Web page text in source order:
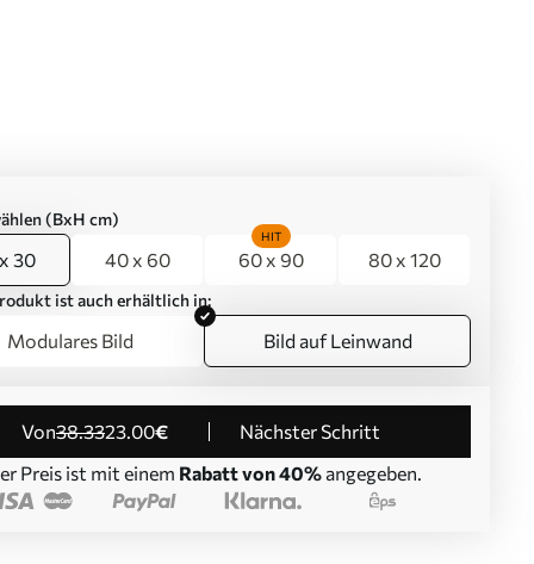
(BxH cm)
30 40 x 60 60 x 90
HIT
80 x 120
ist auch erhältlich in:
Modulares Bild Bild auf Leinwand
von38.3323.00€
Nächster Schritt
Preis ist mit einem Rabatt von 40% angegeben.